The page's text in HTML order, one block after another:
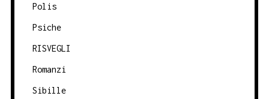
Polis
Psiche
RISVEGLI
Romanzi
Sibille